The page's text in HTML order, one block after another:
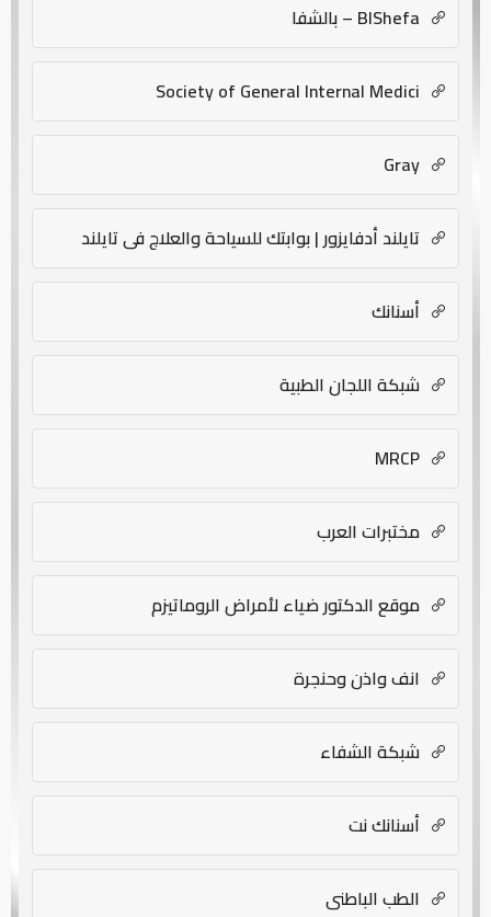
BlShefa – بالشفا
Society of General Internal Medici
Gray
تايلند أدفايزور | بوابتك للسياحة والعلاج في تايلند
أسنانك
شبكة اللجان الطبية
MRCP
مختبرات العرب
موقع الدكتور ضياء لأمراض الروماتيزم
انف واذن وحنجرة
شبكة الشفاء
أسنانك نت
الطب الباطني